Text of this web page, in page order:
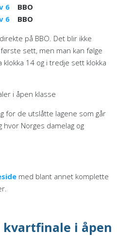
6
BBO
6
BBO
på BBO. Det blir ikke
sett, men man kan følge
14 og i tredje sett klokka
i åpen klasse
for de utslåtte lagene som går
hvor Norges damelag og
med blant annet komplette
i åpen